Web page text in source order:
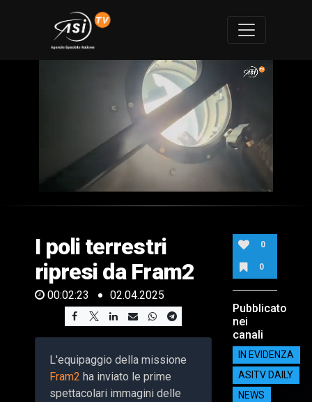
of
23
seconds
I poli terrestri
ripresi da Fram2
00:02:23 02.04.2025
L'equipaggio della missione
Fram2 ha inviato le prime
spettacolari immagini delle
0
0
Pubblicato
nei
canali
IN EVIDENZA
ASITV DAILY
NEWS